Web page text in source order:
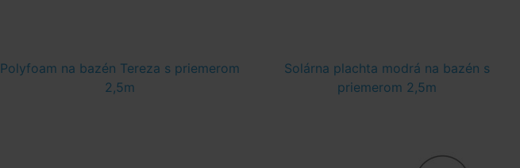
Polyfoam na bazén Tereza s priemerom
2,5m
Solárna plachta modrá na bazén s
priemerom 2,5m